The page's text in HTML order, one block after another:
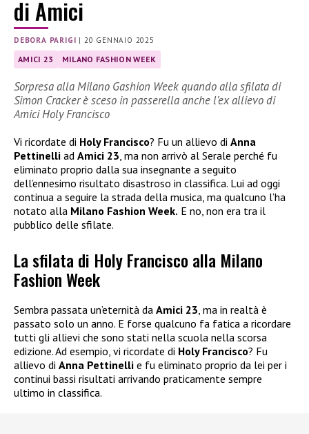
di Amici
DEBORA PARIGI | 20 GENNAIO 2025
AMICI 23 MILANO FASHION WEEK
Sorpresa alla Milano Gashion Week quando alla sfilata di
Simon Cracker è sceso in passerella anche l’ex allievo di
Amici Holy Francisco
Vi ricordate di Holy Francisco? Fu un allievo di Anna
Pettinelli ad Amici 23, ma non arrivò al Serale perché fu
eliminato proprio dalla sua insegnante a seguito
dell’ennesimo risultato disastroso in classifica. Lui ad oggi
continua a seguire la strada della musica, ma qualcuno l’ha
notato alla Milano Fashion Week. E no, non era tra il
pubblico delle sfilate.
La sfilata di Holy Francisco alla Milano
Fashion Week
Sembra passata un’eternità da Amici 23 , ma in realtà è
passato solo un anno. E forse qualcuno fa fatica a ricordare
tutti gli allievi che sono stati nella scuola nella scorsa
edizione. Ad esempio, vi ricordate di Holy Francisco? Fu
allievo di Anna Pettinelli e fu eliminato proprio da lei per i
continui bassi risultati arrivando praticamente sempre
ultimo in classifica.